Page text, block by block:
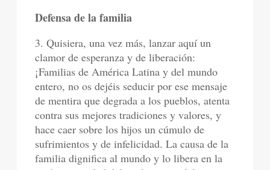
Defensa de la familia
3. Quisiera, una vez más, lanzar aquí un
clamor de esperanza y de liberación:
¡Familias de América Latina y del mundo
entero, no os dejéis seducir por ese mensaje
de mentira que degrada a los pueblos, atenta
contra sus mejores tradiciones y valores, y
hace caer sobre los hijos un cúmulo de
sufrimientos y de infelicidad. La causa de la
familia dignifica al mundo y lo libera en la